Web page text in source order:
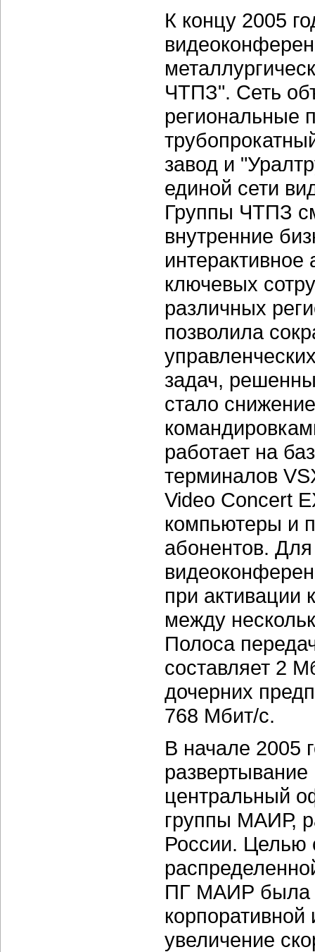
К концу 2005
ЧТПЗ". Сеть
региональные
завод и
единой сети
Группы ЧТПЗ
внутренние
интерактивное
ключевых
различных
позволила
задач,
стало
работает на
терминалов
Video Concert
компьютеры и
абонентов.
при активации
между
Полоса
составляет 2
дочерних
768 Мбит/с.
В начале 2005
центральный
группы МАИР,
России. Целью
ПГ МАИР была
увеличение